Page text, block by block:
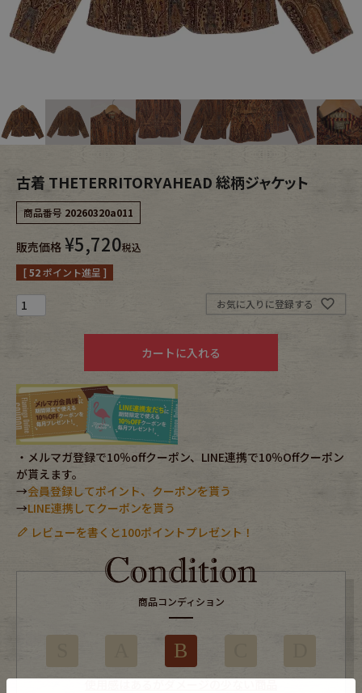
メンズ商品カテゴリーから探す
Bottoms Fafatt
レディース商品カテゴリーから探す
Tops
Outer
Kidswear
小物・アクセサリーから探す
Eye Wear
Bag Stall・Scarf
Accessory Shoes
Belt antique goods
Keyring vintage bicycle
古着 THETERRITORYAHEAD 総柄ジャケット
商品番号 20260320a011
販売価格 ¥5,720税込
[52ポイント進呈 ]
お気に入りに登録する
カートに入れる
・メルマガ登録で10％offクーポン、LINE連携で10％Offクーポン
が貰えます。
→会員登録してポイント、クーポンを貰う
→LINE連携してクーポンを貰う
レビューを書くと100ポイントプレゼント！
商品コンディション
B
使用感はあるがダメージの少ない商品